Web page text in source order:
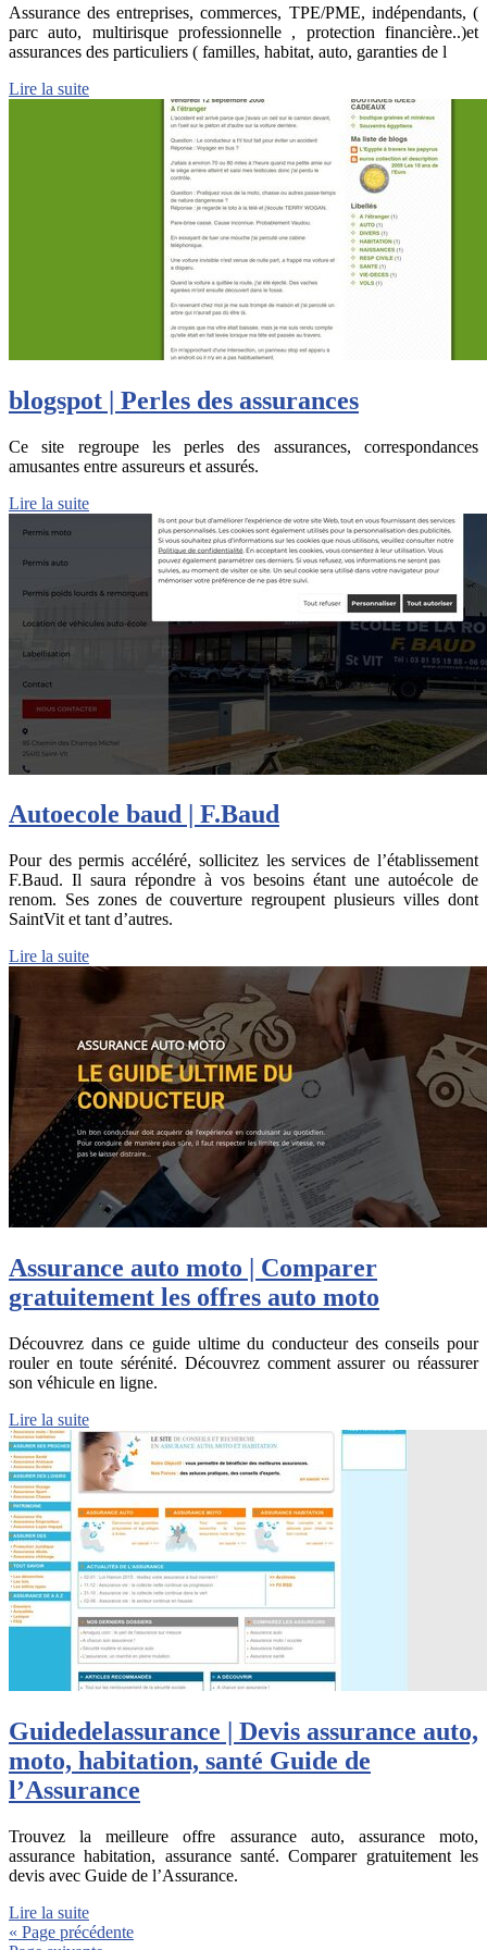
Assurance des entreprises, commerces, TPE/PME, indépendants, (
parc auto, multirisque professionnelle , protection financière..)et
assurances des particuliers ( familles, habitat, auto, garanties de l
Lire la suite
blogspot | Perles des assurances
Ce site regroupe les perles des assurances, correspondances
amusantes entre assureurs et assurés.
Lire la suite
Autoecole baud | F.Baud
Pour des permis accéléré, sollicitez les services de l’établissement
F.Baud. Il saura répondre à vos besoins étant une autoécole de
renom. Ses zones de couverture regroupent plusieurs villes dont
SaintVit et tant d’autres.
Lire la suite
Assurance auto moto | Comparer
gratuite­ment les offres auto moto
Découvrez dans ce guide ultime du conducteur des conseils pour
rouler en toute sérénité. Découvrez comment assurer ou réassurer
son véhicule en ligne.
Lire la suite
Guidedelas­su­ran­ce | Devis assurance auto,
moto, habitation, santé Guide de
l’Assurance
Trouvez la meilleure offre assurance auto, assurance moto,
assurance habitation, assurance santé. Comparer gratuitement les
devis avec Guide de l’Assurance.
Lire la suite
« Page précédente